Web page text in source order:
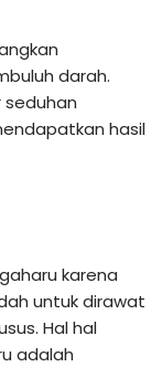
darah.
seduhan
hasil
karena
untuk dirawat
Hal hal
adalah